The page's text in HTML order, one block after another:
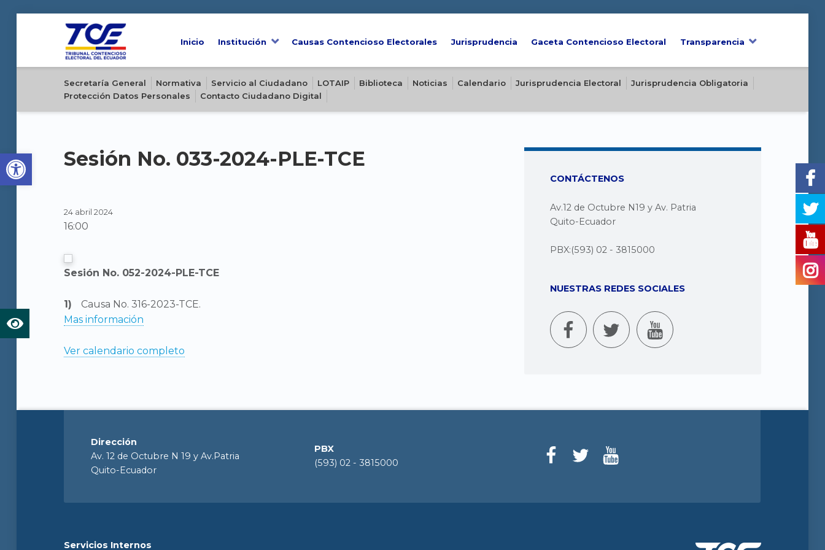
Open toolbar
Inicio Institución Causas Contencioso Electorales Jurisprudencia Gaceta Contencioso Electoral Transparencia
Secretaría General Normativa Servicio al Ciudadano LOTAIP Biblioteca Noticias Calendario Jurisprudencia Electoral
Jurisprudencia Obligatoria
Protección Datos Personales
Contacto Ciudadano Digital
Sesión No. 033-2024-PLE-TCE
24 abril 2024
16:00
Sesión No. 052-2024-PLE-TCE
Causa No. 316-2023-TCE.
Mas información
Ver calendario completo
CONTÁCTENOS
Av.12 de Octubre N19 y Av. Patria
Quito-Ecuador
PBX:(593) 02 - 3815000
NUESTRAS REDES SOCIALES
Dirección
Av. 12 de Octubre N 19 y Av.Patria
Quito-Ecuador
PBX
(593) 02 - 3815000
Servicios Internos